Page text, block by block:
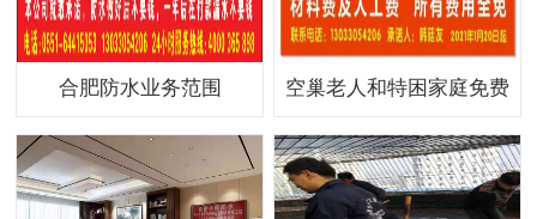
合肥防水业务范围 空巢老人和特困家庭免费